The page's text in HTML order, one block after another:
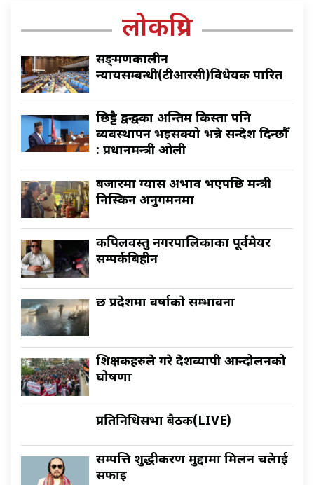
लोकप्रिय
सङ्क्रमणकालीन
न्यायसम्बन्धी(टीआरसी)विधेयक पारित
छिट्टै द्वन्द्वका अन्तिम किस्ता पनि
व्यवस्थापन भइसक्यो भन्ने सन्देश दिन्छौँ
: प्रधानमन्त्री ओली
बजारमा ग्यास अभाव भएपछि मन्त्री
निस्किन अनुगमनमा
कपिलवस्तु नगरपालिकाका पूर्वमेयर
सम्पर्कबिहीन
छ प्रदेशमा वर्षाकाे सम्भावना
शिक्षकहरुले गरे देशव्यापी आन्दोलनको
घोषणा
प्रतिनिधिसभा बैठक(LIVE)
सम्पत्ति शुद्धीकरण मुद्दामा मिलन चक्रेलाई
सफाइ